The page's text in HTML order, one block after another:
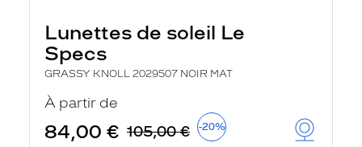
Lunettes de soleil Le
Specs
GRASSY KNOLL 2029507 NOIR MAT
À partir de
84,00 € 105,00 € -20%